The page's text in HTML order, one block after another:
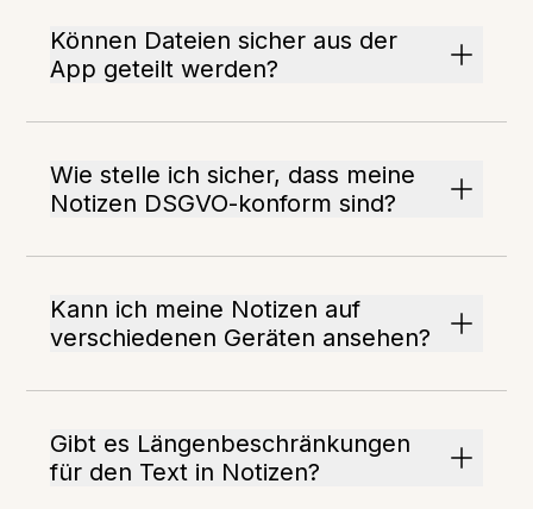
Können Dateien sicher aus der
App geteilt werden?
Wie stelle ich sicher, dass meine
Notizen DSGVO-konform sind?
Kann ich meine Notizen auf
verschiedenen Geräten ansehen?
Gibt es Längenbeschränkungen
für den Text in Notizen?